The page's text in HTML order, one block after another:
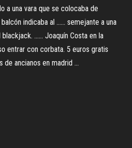
a una vara que se colocaba de
indicaba al ...... semejante a una
...... Joaquín Costa en la
entrar con corbata. 5 euros gratis
ancianos en madrid ...